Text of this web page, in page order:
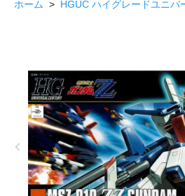
ホーム > HGUC ハイグレードユニバ